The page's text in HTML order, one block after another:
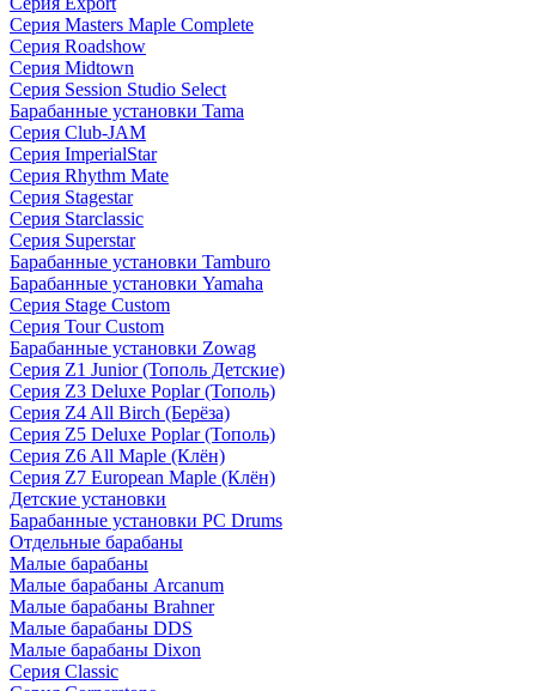
Серия Masters Maple Complete
Серия Roadshow
Серия Midtown
Серия Session Studio Select
Барабанные установки Tama
Серия Club-JAM
Серия ImperialStar
Серия Rhythm Mate
Серия Stagestar
Серия Starclassic
Серия Superstar
Барабанные установки Tamburo
Барабанные установки Yamaha
Серия Stage Custom
Серия Tour Custom
Барабанные установки Zowag
Серия Z1 Junior (Тополь Детские)
Серия Z3 Deluxe Poplar (Тополь)
Серия Z4 All Birch (Берёза)
Серия Z5 Deluxe Poplar (Тополь)
Серия Z6 All Maple (Клён)
Серия Z7 European Maple (Клён)
Детские установки
Барабанные установки PC Drums
Отдельные барабаны
Малые барабаны
Малые барабаны Arcanum
Малые барабаны Brahner
Малые барабаны DDS
Малые барабаны Dixon
Серия Classic